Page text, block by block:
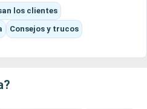
lo más cerca posible de los
costeros, en un ambiente
permiten observar la vida local y
con el sol de medianoche o las
elegante y minimalista,
con amplios espacios
los clientes
Consejos y trucos